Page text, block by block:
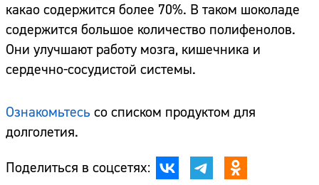
какао содержится более 70%. В таком шоколаде
содержится большое количество полифенолов.
Они улучшают работу мозга, кишечника и
сердечно-сосудистой системы.
Ознакомьтесь со списком продуктом для
долголетия.
Поделиться в соцсетях: